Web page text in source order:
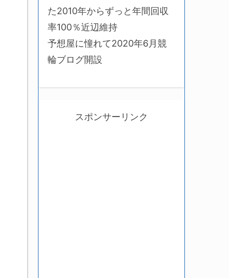
た2010年からずっと年間回収
率100％近辺維持
予想屋に憧れて2020年6月競
輪ブログ開設
スポンサーリンク